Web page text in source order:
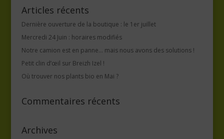
Articles récents
Dernière ouverture de la boutique : le 1er juillet
Mercredi 24 Juin : horaires modifiés
Notre camion est en panne… mais nous avons des solutions !
Petit clin d’œil sur Breizh Izel !
Où trouver nos plants bio en Mai ?
Commentaires récents
Archives